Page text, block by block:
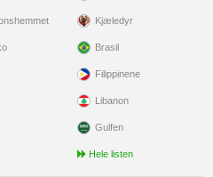
Kjæledyr
Brasil
Filippinene
Libanon
Gulfen
Hele listen